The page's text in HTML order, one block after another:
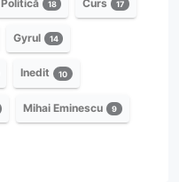
Politică 18 Curs 17
Gyrul 14
Inedit 10
Mihai Eminescu 9